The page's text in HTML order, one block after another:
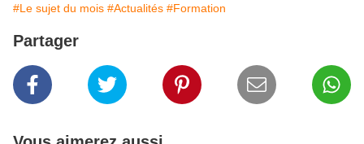
#Le sujet du mois #Actualités #Formation
Partager